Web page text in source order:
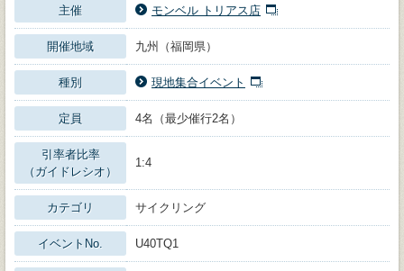
主催 モンベル トリアス店
開催地域 九州（福岡県）
種別 現地集合イベント
定員 4名（最少催行2名）
引率者比率
（ガイドレシオ）
1:4
カテゴリ サイクリング
イベントNo. U40TQ1